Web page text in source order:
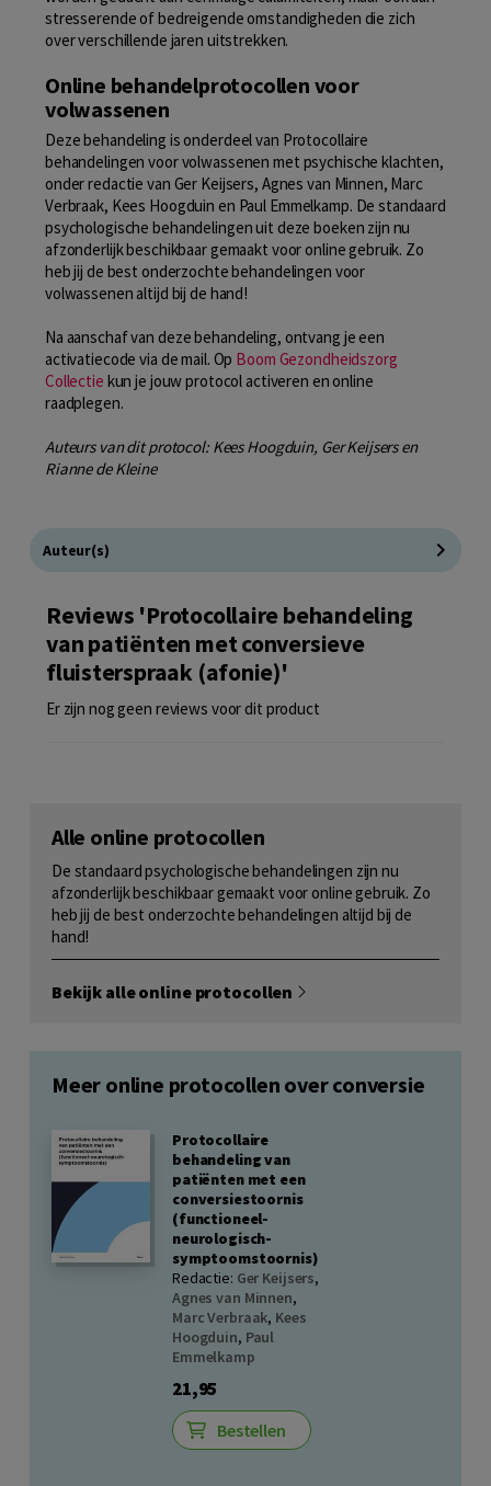
stresserende of bedreigende omstandigheden die zich
over verschillende jaren uitstrekken.
Online behandelprotocollen voor
volwassenen
Deze behandeling is onderdeel van Protocollaire
behandelingen voor volwassenen met psychische klachten,
onder redactie van Ger Keijsers, Agnes van Minnen, Marc
Verbraak, Kees Hoogduin en Paul Emmelkamp. De standaard
psychologische behandelingen uit deze boeken zijn nu
afzonderlijk beschikbaar gemaakt voor online gebruik. Zo
heb jij de best onderzochte behandelingen voor
volwassenen altijd bij de hand!
Na aanschaf van deze behandeling, ontvang je een
activatiecode via de mail. Op Boom Gezondheidszorg
Collectie kun je jouw protocol activeren en online
raadplegen.
Auteurs van dit protocol: Kees Hoogduin, Ger Keijsers en
Rianne de Kleine
Auteur(s)
Reviews 'Protocollaire behandeling
van patiënten met conversieve
fluisterspraak (afonie)'
Er zijn nog geen reviews voor dit product
Alle online protocollen
De standaard psychologische behandelingen zijn nu
afzonderlijk beschikbaar gemaakt voor online gebruik. Zo
heb jij de best onderzochte behandelingen altijd bij de
hand!
Bekijk alle online protocollen
Meer online protocollen over conversie
Protocollaire
behandeling van
patiënten met een
conversiestoornis
(functioneel-
neurologisch-
symptoomstoornis)
Redactie: Ger Keijsers,
Agnes van Minnen,
Marc Verbraak, Kees
Hoogduin, Paul
Emmelkamp
21,95
Bestellen